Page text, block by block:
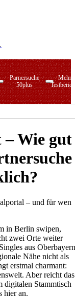
Portale
Dating: Nischen,
Parnersuche
50plus
Zweisam.de
50plus-Treff
Mehr
für Ihre Region
– Wie gut
– und für wen
in Berlin swipen,
zwei Orte weiter
aus Oberbayern
Nähe nicht als
erstmal charmant:
Aber reicht das
digitalen Stammtisch
hier an.